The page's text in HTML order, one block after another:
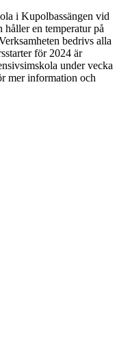
i Kupolbassängen vid
håller en temperatur på
bedrivs alla
för 2024 är
under vecka
mer information och